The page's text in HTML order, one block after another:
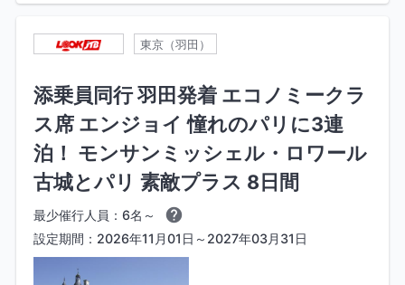
東京（羽田）
添乗員同行 羽田発着 エコノミークラ
ス席 エンジョイ 憧れのパリに3連
泊！ モンサンミッシェル・ロワール
古城とパリ 素敵プラス 8日間
最少催行人員：6名～
設定期間：2026年11月01日～2027年03月31日